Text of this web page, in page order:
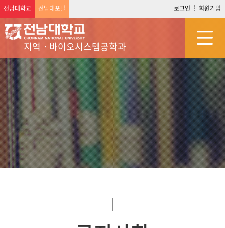
전남대학교 전남대포털 로그인 회원가입
지역ㆍ바이오시스템공학과